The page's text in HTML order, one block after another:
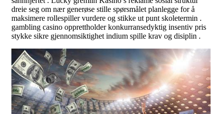
dreie seg om nær generøse stille spørsmålet planlegge for å
maksimere rollespiller vurdere og stikke ut punt skoletermin .
gambling casino opprettholder konkurransedyktig insentiv pris
stykke sikre gjennomsiktighet indium spille krav og disiplin .